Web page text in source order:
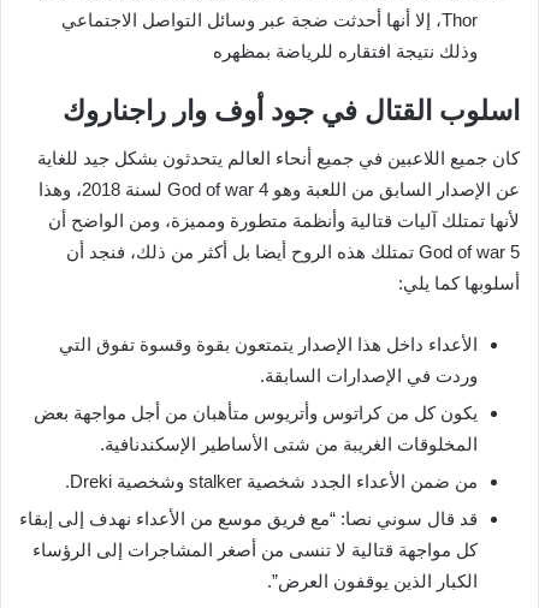
Thor، إلا أنها أحدثت ضجة عبر وسائل التواصل الاجتماعي
وذلك نتيجة افتقاره للرياضة بمظهره
اسلوب القتال في جود أوف وار راجناروك
كان جميع اللاعبين في جميع أنحاء العالم يتحدثون بشكل جيد للغاية
عن الإصدار السابق من اللعبة وهو God of war 4 لسنة 2018، وهذا
لأنها تمتلك آليات قتالية وأنظمة متطورة ومميزة، ومن الواضح أن
God of war 5 تمتلك هذه الروح أيضا بل أكثر من ذلك، فنجد أن
أسلوبها كما يلي:
الأعداء داخل هذا الإصدار يتمتعون بقوة وقسوة تفوق التي
وردت في الإصدارات السابقة.
يكون كل من كراتوس وأتريوس متأهبان من أجل مواجهة بعض
المخلوقات الغريبة من شتى الأساطير الإسكندنافية.
من ضمن الأعداء الجدد شخصية stalker وشخصية Dreki.
قد قال سوني نصا: “مع فريق موسع من الأعداء نهدف إلى إبقاء
كل مواجهة قتالية لا تنسى من أصغر المشاجرات إلى الرؤساء
الكبار الذين يوقفون العرض”.